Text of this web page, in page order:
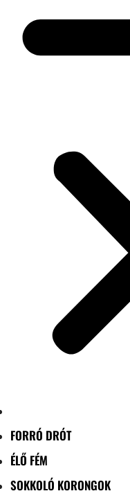
FORRÓ DRÓT
ÉLŐ FÉM
SOKKOLÓ KORONGOK